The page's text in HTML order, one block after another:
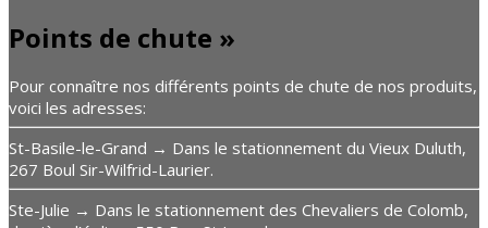
Points de chute »
Pour connaître nos différents points de chute de nos produits,
voici les adresses:
St-Basile-le-Grand → Dans le stationnement du Vieux Duluth,
267 Boul Sir-Wilfrid-Laurier.
Ste-Julie → Dans le stationnement des Chevaliers de Colomb,